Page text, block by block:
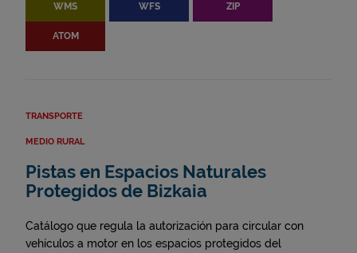
WMS WFS ZIP
ATOM
TRANSPORTE
MEDIO RURAL
Pistas en Espacios Naturales
Protegidos de Bizkaia
Catálogo que regula la autorización para circular con
vehículos a motor en los espacios protegidos del